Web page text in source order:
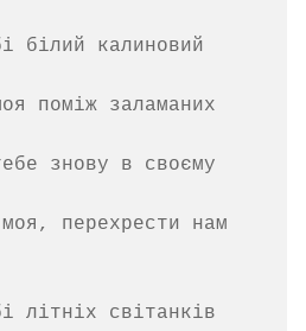
білий калиновий
поміж заламаних
знову в своєму
перехрести нам
літніх світанків